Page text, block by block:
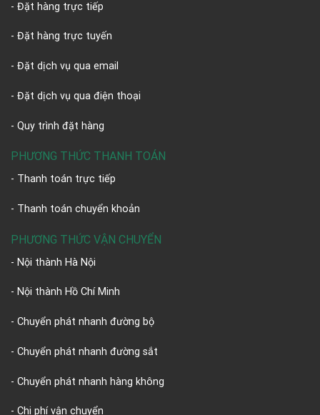
- Đặt hàng trực tiếp
- Đặt hàng trực tuyến
- Đặt dịch vụ qua email
- Đặt dịch vụ qua điện thoại
- Quy trình đặt hàng
PHƯƠNG THỨC THANH TOÁN
- Thanh toán trực tiếp
- Thanh toán chuyển khoản
PHƯƠNG THỨC VẬN CHUYỂN
- Nội thành Hà Nội
- Nội thành Hồ Chí Minh
- Chuyển phát nhanh đường bộ
- Chuyển phát nhanh đường sắt
- Chuyển phát nhanh hàng không
- Chi phí vận chuyển